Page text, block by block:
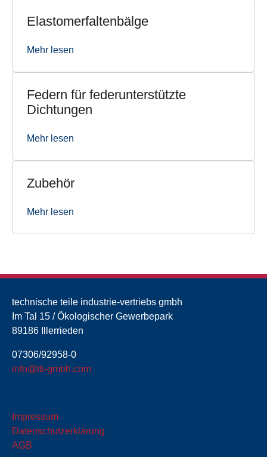
Elastomerfaltenbälge
Mehr lesen
Federn für federunterstützte
Dichtungen
Mehr lesen
Zubehör
Mehr lesen
technische teile industrie-vertriebs gmbh
Im Tal 15 / Ökologischer Gewerbepark
89186 Illerrieden
07306/92958-0
info@tti-gmbh.com
Impressum
Datenschutzerklärung
AGB